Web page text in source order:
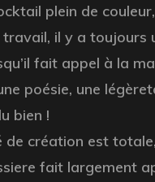
plein de
travail, il y a toujours
fait appel à la
poésie, une
bien !
de création est totale,
fait largement